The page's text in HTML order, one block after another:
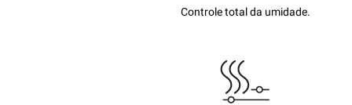
Controle total da umidade.